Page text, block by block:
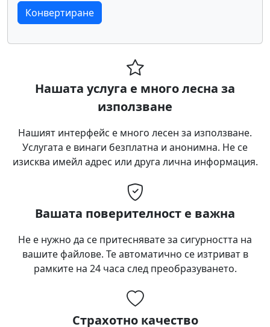
Нашата услуга е много лесна за
използване
Нашият интерфейс е много лесен за използване.
Услугата е винаги безплатна и анонимна. Не се
изисква имейл адрес или друга лична информация.
Вашата поверителност е важна
Не е нужно да се притеснявате за сигурността на
вашите файлове. Те автоматично се изтриват в
рамките на 24 часа след преобразуването.
Страхотно качество